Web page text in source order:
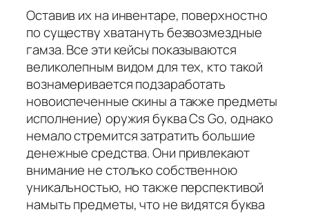
Оставив их на инвентаре, поверхностно
по существу хватануть безвозмездные
гамза. Все эти кейсы показываются
великолепным видом для тех, кто такой
вознамеривается подзаработать
новоиспеченные скины а также предметы
исполнение) оружия буква Cs Go, однако
немало стремится затратить большие
денежные средства. Они привлекают
внимание не столько собственною
уникальностью, но также перспективой
намыть предметы, что не видятся буква